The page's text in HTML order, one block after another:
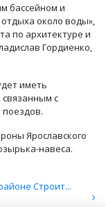
бассейном и
отдыха около воды»,
по архитектуре и
Гордиенко,
иметь
с
Ярославского
навеса.
Строит...